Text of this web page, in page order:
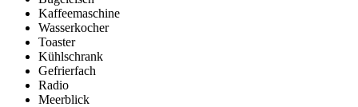
Kaffeemaschine
Wasserkocher
Toaster
Kühlschrank
Gefrierfach
Radio
Meerblick